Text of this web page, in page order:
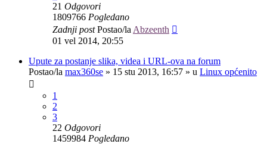
21 Odgovori
1809766 Pogledano
Zadnji postPostao/la Abzeenth
01 vel 2014, 20:55
Upute za postanje slika, videa i URL-ova na forum
Postao/la max360se » 15 stu 2013, 16:57 » u Linux općenito
1
2
3
22 Odgovori
1459984 Pogledano